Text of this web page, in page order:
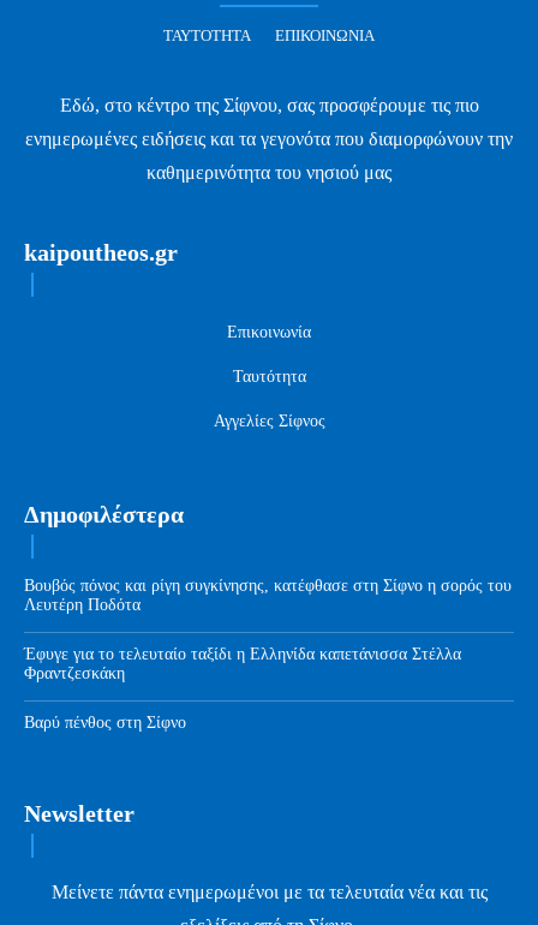
ΤΑΥΤΌΤΗΤΑ ΕΠΙΚΟΙΝΩΝΊΑ
Εδώ, στο κέντρο της Σίφνου, σας προσφέρουμε τις πιο
ενημερωμένες ειδήσεις και τα γεγονότα που διαμορφώνουν την
καθημερινότητα του νησιού μας
kaipoutheos.gr
Επικοινωνία
Ταυτότητα
Αγγελίες Σίφνος
Δημοφιλέστερα
Βουβός πόνος και ρίγη συγκίνησης, κατέφθασε στη Σίφνο η σορός του
Λευτέρη Ποδότα
Έφυγε για το τελευταίο ταξίδι η Ελληνίδα καπετάνισσα Στέλλα
Φραντζεσκάκη
Βαρύ πένθος στη Σίφνο
Newsletter
Μείνετε πάντα ενημερωμένοι με τα τελευταία νέα και τις